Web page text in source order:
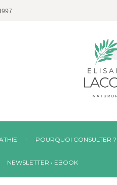
POURQUOI CONSULTER ?
NEWSLETTER • EBOOK